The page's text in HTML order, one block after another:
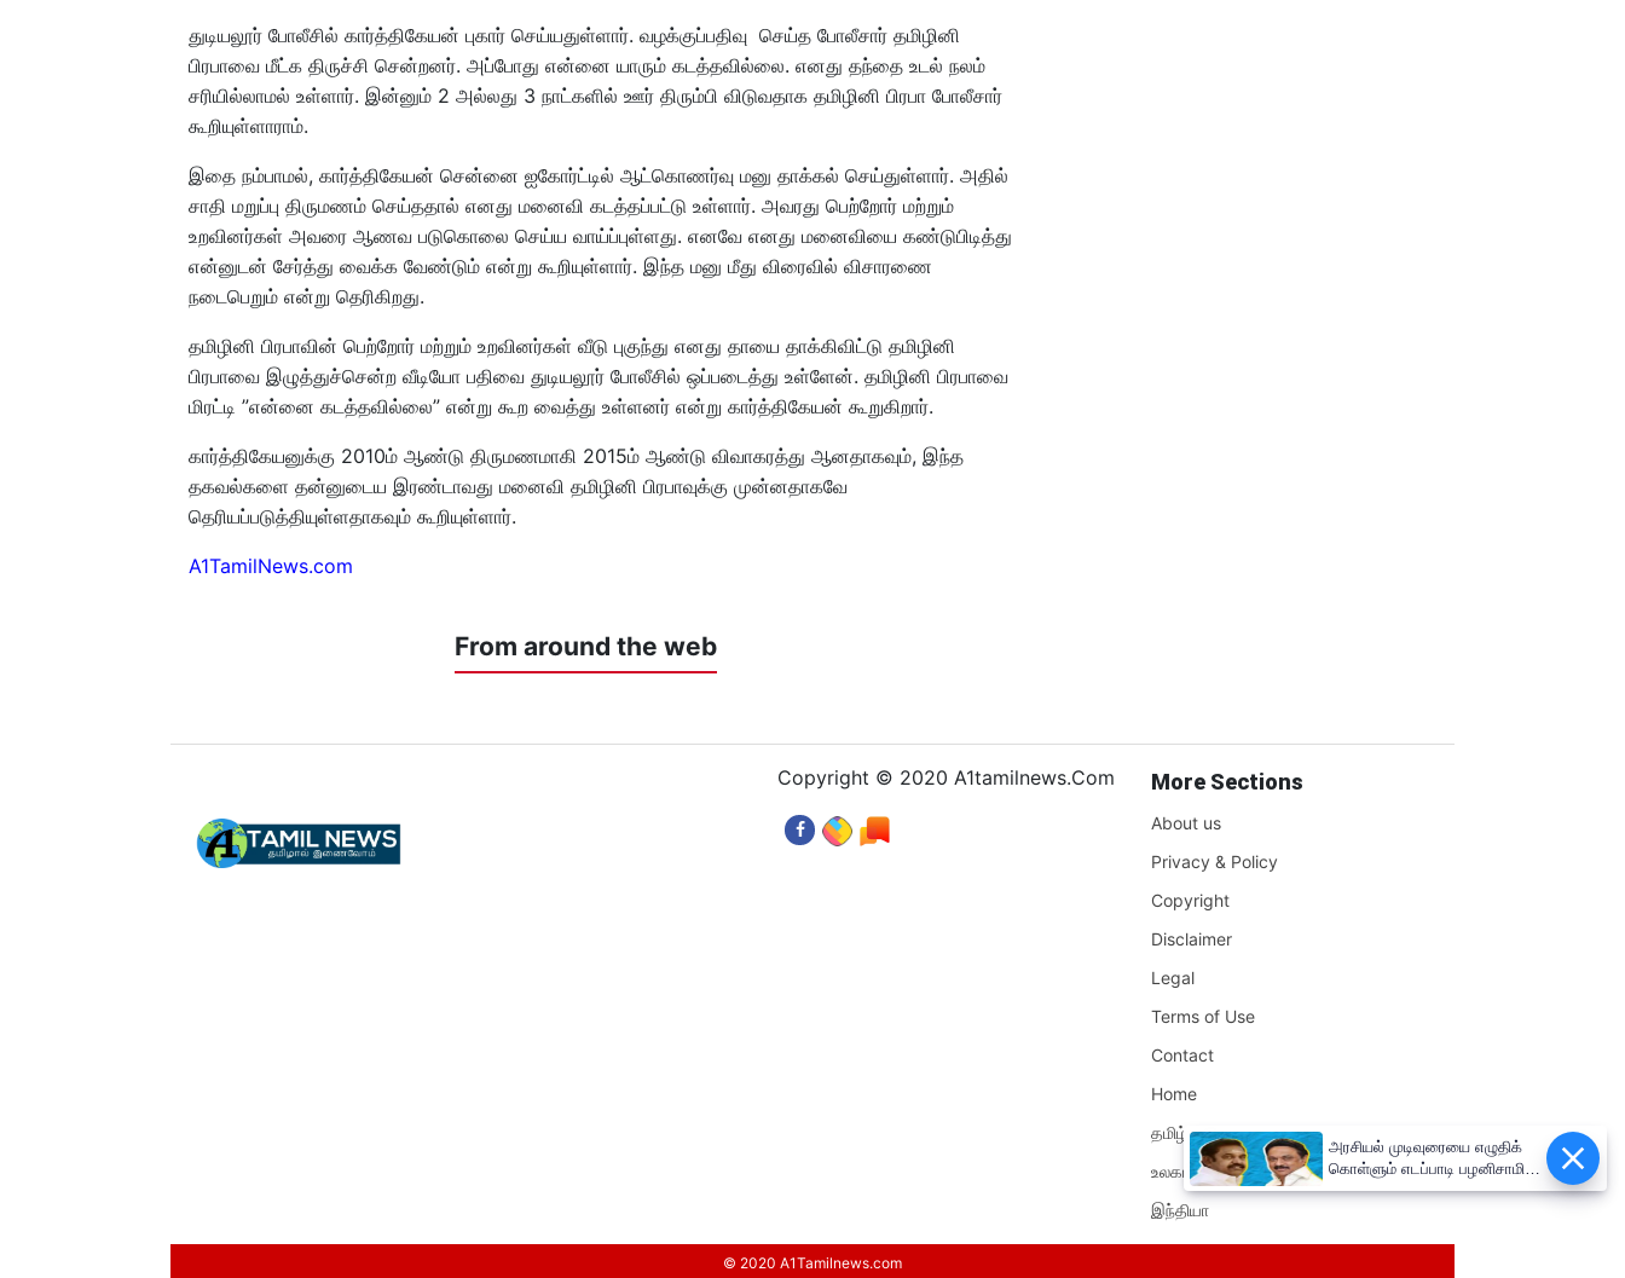
துடியலூர் போலீசில் கார்த்திகேயன் புகார் செய்யதுள்ளார். வழக்குப்பதிவு செய்த போலீசார் தமிழினி
பிரபாவை மீட்க திருச்சி சென்றனர். அப்போது என்னை யாரும் கடத்தவில்லை. எனது தந்தை உடல் நலம்
சரியில்லாமல் உள்ளார். இன்னும் 2 அல்லது 3 நாட்களில் ஊர் திரும்பி விடுவதாக தமிழினி பிரபா போலீசார்
கூறியுள்ளாராம்.
இதை நம்பாமல், கார்த்திகேயன் சென்னை ஐகோர்ட்டில் ஆட்கொணர்வு மனு தாக்கல் செய்துள்ளார். அதில்
சாதி மறுப்பு திருமணம் செய்ததால் எனது மனைவி கடத்தப்பட்டு உள்ளார். அவரது பெற்றோர் மற்றும்
உறவினர்கள் அவரை ஆணவ படுகொலை செய்ய வாய்ப்புள்ளது. எனவே எனது மனைவியை கண்டுபிடித்து
என்னுடன் சேர்த்து வைக்க வேண்டும் என்று கூறியுள்ளார். இந்த மனு மீது விரைவில் விசாரணை
நடைபெறும் என்று தெரிகிறது.
தமிழினி பிரபாவின் பெற்றோர் மற்றும் உறவினர்கள் வீடு புகுந்து எனது தாயை தாக்கிவிட்டு தமிழினி
பிரபாவை இழுத்துச்சென்ற வீடியோ பதிவை துடியலூர் போலீசில் ஒப்படைத்து உள்ளேன். தமிழினி பிரபாவை
மிரட்டி ”என்னை கடத்தவில்லை” என்று கூற வைத்து உள்ளனர் என்று கார்த்திகேயன் கூறுகிறார்.
கார்த்திகேயனுக்கு 2010ம் ஆண்டு திருமணமாகி 2015ம் ஆண்டு விவாகரத்து ஆனதாகவும், இந்த
தகவல்களை தன்னுடைய இரண்டாவது மனைவி தமிழினி பிரபாவுக்கு முன்னதாகவே
தெரியப்படுத்தியுள்ளதாகவும் கூறியுள்ளார்.
A1TamilNews.com
From around the web
Copyright © 2020 A1tamilnews.Com More Sections
About us
Privacy & Policy
Copyright
Disclaimer
Legal
Terms of Use
Contact
Home
தமிழ்நாடு
உலகம்
இந்தியா
© 2020 A1Tamilnews.com
அரசியல் முடிவுரையை எழுதிக்
கொள்ளும் எடப்பாடி பழனிசாமி!!
முதலமைச்சர் மு.க.ஸ்டாலின்